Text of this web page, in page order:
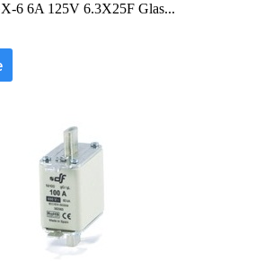
6 6A 125V 6.3X25F Glas...